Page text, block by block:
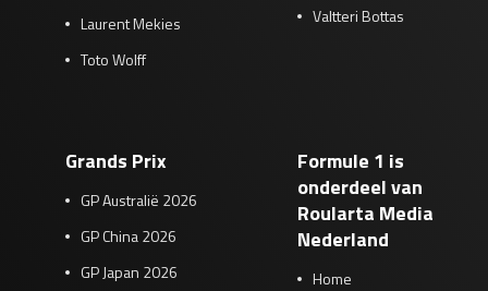
Laurent Mekies
Toto Wolff
Valtteri Bottas
Grands Prix
GP Australië 2026
GP China 2026
GP Japan 2026
Formule 1 is
onderdeel van
Roularta Media
Nederland
Home